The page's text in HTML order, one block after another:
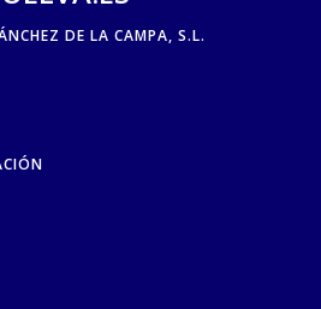
DE LA CAMPA, S.L.